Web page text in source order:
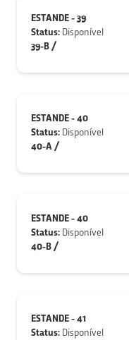
ESTANDE - 39
Status: Disponível
39-B /
ESTANDE - 40
Status: Disponível
40-A /
ESTANDE - 40
Status: Disponível
40-B /
ESTANDE - 41
Status: Disponível